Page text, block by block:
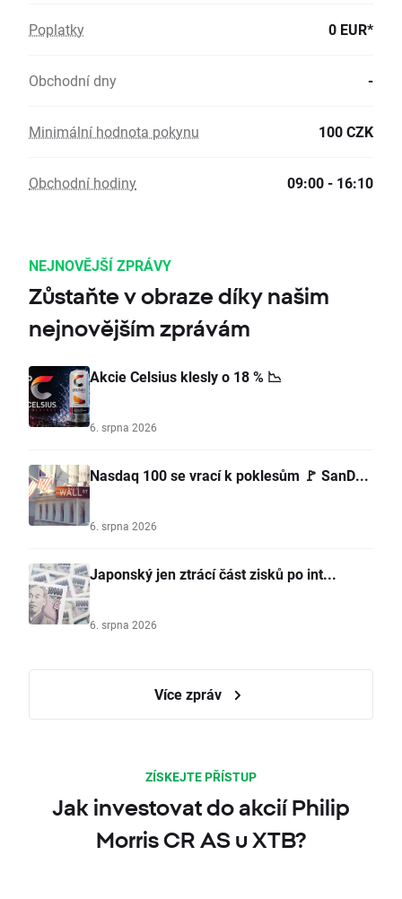
Poplatky 0 EUR*
Obchodní dny -
Minimální hodnota pokynu 100 CZK
Obchodní hodiny 09:00 - 16:10
NEJNOVĚJŠÍ ZPRÁVY
Zůstaňte v obraze díky našim
nejnovějším zprávám
Akcie Celsius klesly o 18 % 📉
6. srpna 2026
Nasdaq 100 se vrací k poklesům 🚩 SanD...
6. srpna 2026
Japonský jen ztrácí část zisků po int...
6. srpna 2026
Více zpráv
ZÍSKEJTE PŘÍSTUP
Jak investovat do akcií Philip
Morris CR AS u XTB?